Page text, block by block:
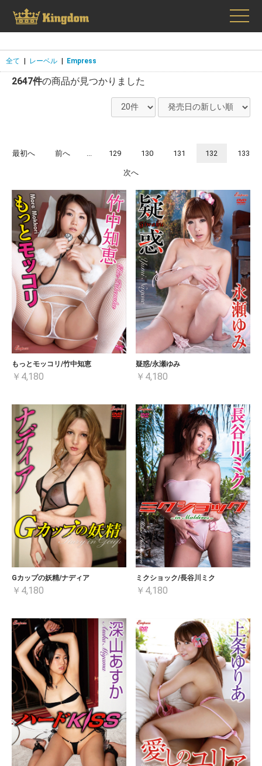
全て レーベル Empress
2647件の商品が見つかりました
最初へ 前へ ... 129 130 131 132 133
次へ
もっとモッコリ/竹中知恵
￥4,180
疑惑/永瀬ゆみ
￥4,180
Gカップの妖精/ナディア
￥4,180
ミクショック/長谷川ミク
￥4,180